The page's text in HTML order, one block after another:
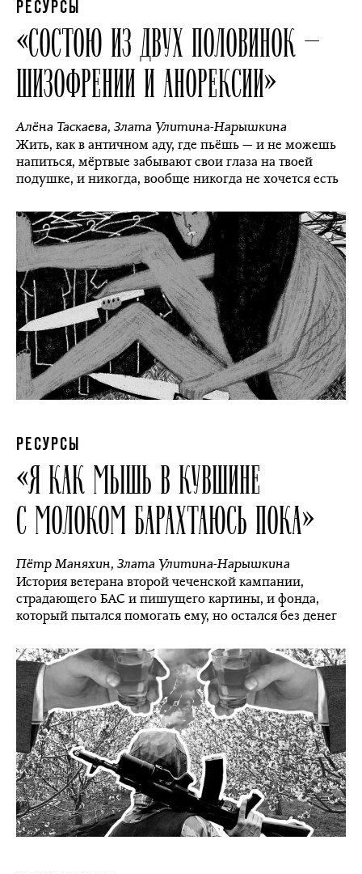
РЕСУРСЫ
«СОСТОЮ ИЗ ДВУХ ПОЛОВИНОК —
ШИЗОФРЕНИИ И АНОРЕКСИИ»
Алёна Таскаева,Злата Улитина-Нарышкина
Жить, как в античном аду, где пьёшь — и не можешь
напиться, мёртвые забывают свои глаза на твоей
подушке, и никогда, вообще никогда не хочется есть
РЕСУРСЫ
«Я КАК МЫШЬ В КУВШИНЕ
С МОЛОКОМ БАРАХТАЮСЬ ПОКА»
Пётр Маняхин,Злата Улитина-Нарышкина
История ветерана второй чеченской кампании,
страдающего БАС и пишущего картины, и фонда,
который пытался помогать ему, но остался без денег